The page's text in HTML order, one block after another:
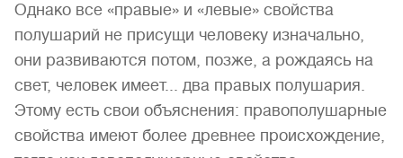
Однако все «правые» и «левые» свойства
полушарий не присущи человеку изначально,
они развиваются потом, позже, а рождаясь на
свет, человек имеет... два правых полушария.
Этому есть свои объяснения: правополушарные
свойства имеют более древнее происхождение,